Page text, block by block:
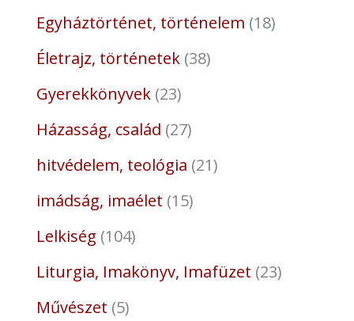
Egyháztörténet, történelem 18
Életrajz, történetek 38
Gyerekkönyvek 23
Házasság, család 27
hitvédelem, teológia 21
imádság, imaélet 15
Lelkiség 104
Liturgia, Imakönyv, Imafüzet 23
Művészet 5